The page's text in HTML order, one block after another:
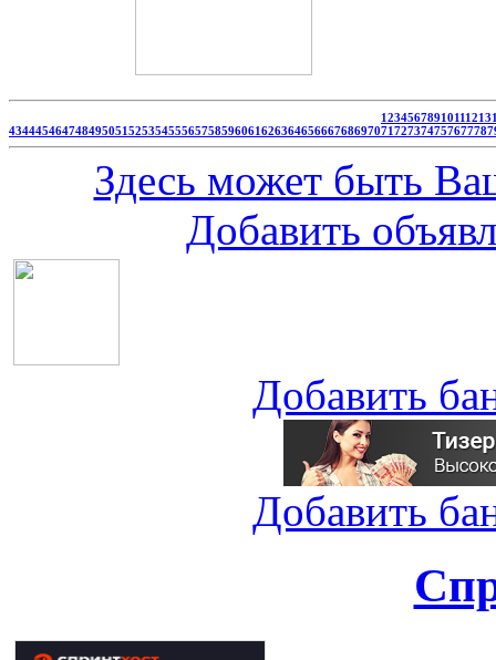
12345678910111213
434445464748495051525354555657585960616263646566676869707172737475767778
Здесь может быть
Добавить
Добавить
Добавить